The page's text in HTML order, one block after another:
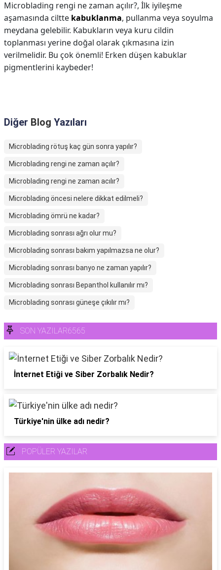
Microblading rengi ne zaman açılır?, İlk iyileşme
aşamasında ciltte kabuklanma, pullanma veya soyulma
meydana gelebilir. Kabukların veya kuru cildin
toplanması yerine doğal olarak çıkmasına izin
verilmelidir. Bu çok önemli! Erken düşen kabuklar
pigmentlerini kaybeder!
Diğer Blog Yazıları
Microblading rötuş kaç gün sonra yapılır?
Microblading rengi ne zaman açılır?
Microblading rengi ne zaman acılır?
Microblading öncesi nelere dikkat edilmeli?
Microblading ömrü ne kadar?
Microblading sonrası ağrı olur mu?
Microblading sonrası bakım yapılmazsa ne olur?
Microblading sonrası banyo ne zaman yapılır?
Microblading sonrası Bepanthol kullanılır mı?
Microblading sonrası güneşe çıkılır mı?
SON YAZILAR6565
İnternet Etiği ve Siber Zorbalık Nedir?
Türkiye'nin ülke adı nedir?
POPÜLER YAZILAR